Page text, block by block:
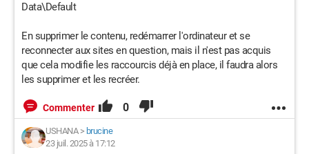
Data\Default
En supprimer le contenu, redémarrer l'ordinateur et se
reconnecter aux sites en question, mais il n'est pas acquis
que cela modifie les raccourcis déjà en place, il faudra alors
les supprimer et les recréer.
Commenter 0
USHANA> brucine
23 juil. 2025 à 17:12